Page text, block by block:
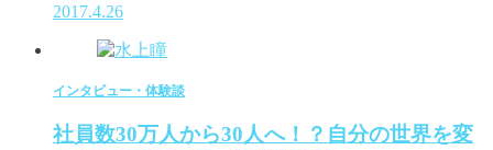
2017.4.26
インタビュー・体験談
社員数30万人から30人へ！？自分の世界を変